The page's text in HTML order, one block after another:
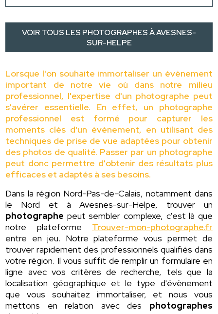
VOIR TOUS LES PHOTOGRAPHES À AVESNES-
SUR-HELPE
Lorsque l'on souhaite immortaliser un évènement
important de notre vie où dans notre milieu
professionnel, l'expertise d'un photographe peut
s'avérer essentielle. En effet, un photographe
professionnel est formé pour capturer les
moments clés d'un évènement, en utilisant des
techniques de prise de vue adaptées pour obtenir
des photos de qualité. Passer par un photographe
peut donc permettre d'obtenir des résultats plus
efficaces et adaptés à ses besoins.
Dans la région Nord-Pas-de-Calais, notamment dans
le Nord et à Avesnes-sur-Helpe, trouver un
photographe peut sembler complexe, c'est là que
notre plateforme Trouver-mon-photographe.fr
entre en jeu. Notre plateforme vous permet de
trouver rapidement des professionnels qualifiés dans
votre région. Il vous suffit de remplir un formulaire en
ligne avec vos critères de recherche, tels que la
localisation géographique et le type d'évènement
que vous souhaitez immortaliser, et nous vous
mettons en relation avec des photographes